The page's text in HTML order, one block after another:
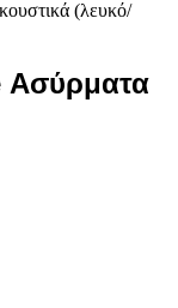
Ασύρματα